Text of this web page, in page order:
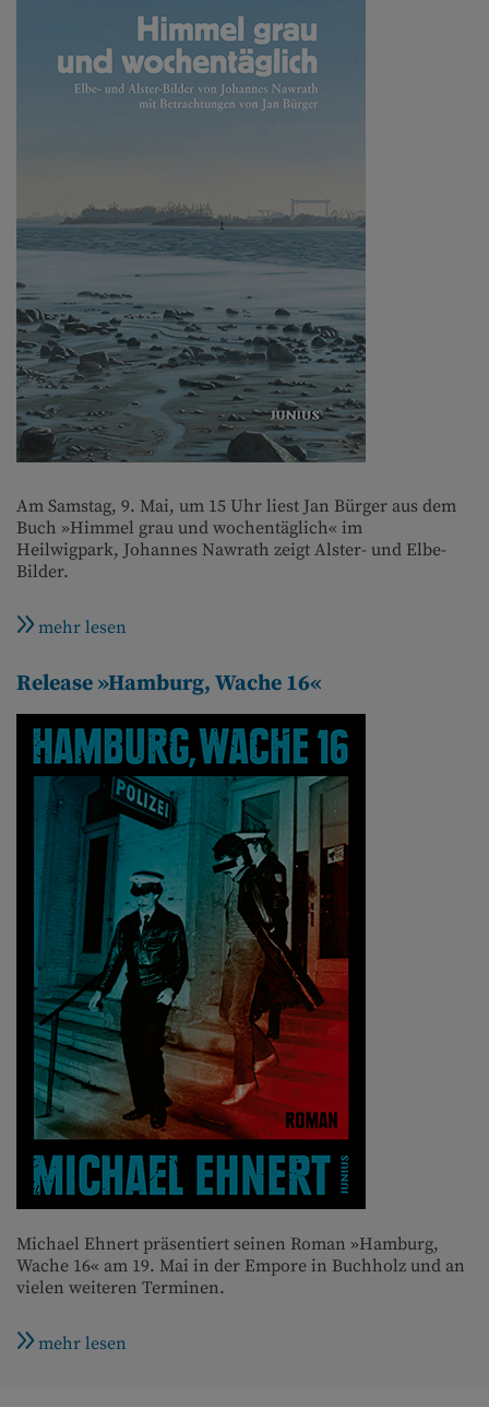
Am Samstag, 9. Mai, um 15 Uhr liest Jan Bürger aus dem
Buch »Himmel grau und wochentäglich« im
Heilwigpark, Johannes Nawrath zeigt Alster- und Elbe-
Bilder.
mehr lesen
Release »Hamburg, Wache 16«
Michael Ehnert präsentiert seinen Roman »Hamburg,
Wache 16« am 19. Mai in der Empore in Buchholz und an
vielen weiteren Terminen.
mehr lesen